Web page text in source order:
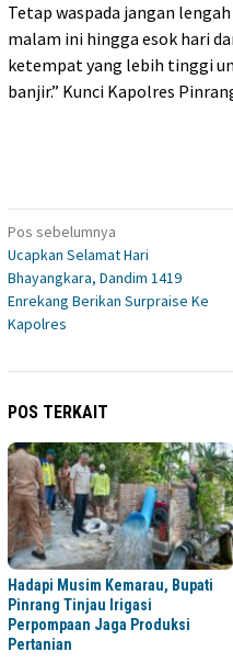
Tetap waspada jangan
malam ini hingga esok hari
ketempat yang lebih tinggi
banjir.” Kunci Kapolres
Navigasi
pos
Pos sebelumnya
Ucapkan Selamat Hari
Bhayangkara, Dandim 1419
Enrekang Berikan Surpraise Ke
Kapolres
POS TERKAIT
Hadapi Musim Kemarau, Bupati
Pinrang Tinjau Irigasi
Perpompaan Jaga Produksi
Pertanian